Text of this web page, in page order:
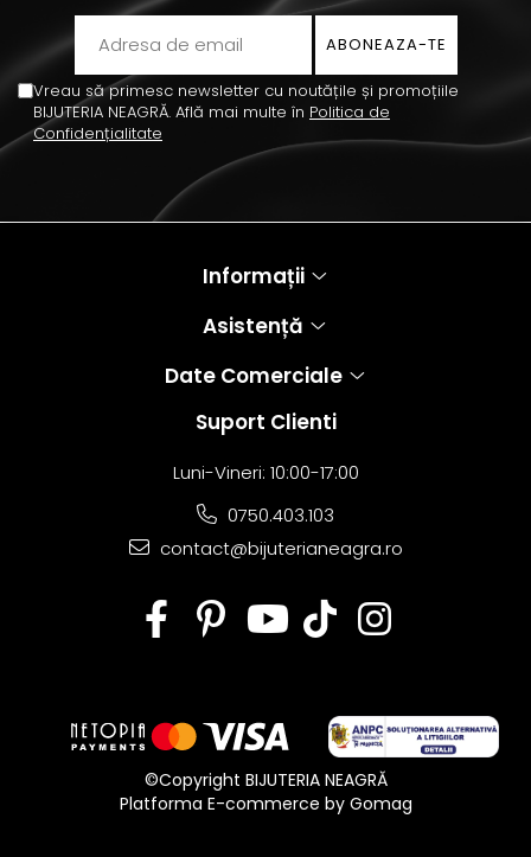
Vreau să primesc newsletter cu noutățile și promoțiile
BIJUTERIA NEAGRĂ. Află mai multe în Politica de
Confidențialitate
Informații
Asistență
Date Comerciale
Suport Clienti
Luni-Vineri: 10:00-17:00
0750.403.103
contact@bijuterianeagra.ro
©Copyright BIJUTERIA NEAGRĂ
Platforma E-commerce by Gomag